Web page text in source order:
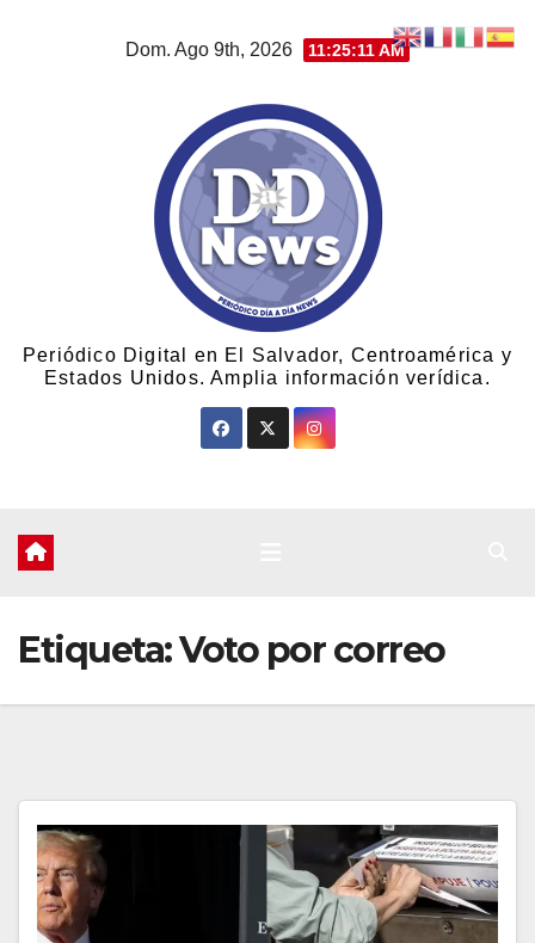
Dom. Ago 9th, 2026 11:25:11 AM
Periódico Digital en El Salvador, Centroamérica y
Estados Unidos. Amplia información verídica.
Etiqueta:Voto por correo